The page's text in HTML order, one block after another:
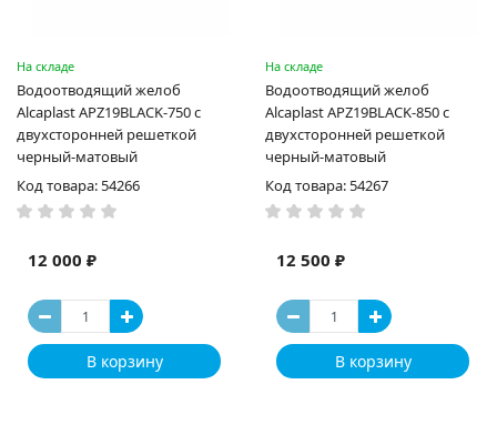
На складе
Водоотводящий желоб
Alcaplast APZ19BLACK-750 с
двухсторонней решеткой
черный-матовый
Код товара: 54266
12 000 ₽
В корзину
На складе
Водоотводящий желоб
Alcaplast APZ19BLACK-850 с
двухсторонней решеткой
черный-матовый
Код товара: 54267
12 500 ₽
В корзину